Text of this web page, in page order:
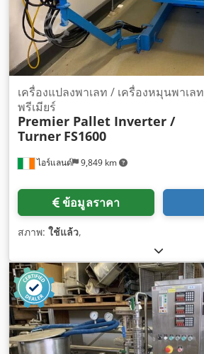
ไอร์แลนด์ 9,849 km
เครื่องแปลงพาเลท / เครื่องหมุนพาเลท
พรีเมียร์
Premier Pallet Inverter /
Turner FS1600
ข้อมูลราคา
สภาพ: ใช้แล้ว,